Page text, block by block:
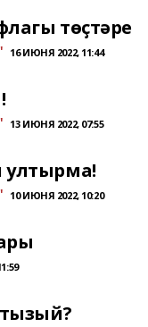
төҫтәре
16 ИЮНЯ 2022, 11:44
13 ИЮНЯ 2022, 07:55
10 ИЮНЯ 2022, 10:20